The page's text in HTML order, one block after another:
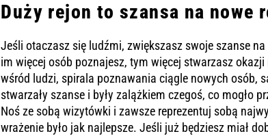
Duży rejon to szansa na nowe
Jeśli otaczasz się ludźmi, zwiększasz swoje szanse na
im więcej osób poznajesz, tym więcej stwarzasz
wśród ludzi, spirala poznawania ciągle nowych osób,
stwarzały szanse i były zalążkiem czegoś, co mogło
Noś ze sobą wizytówki i zawsze reprezentuj sobą
wrażenie było jak najlepsze. Jeśli już będziesz miał